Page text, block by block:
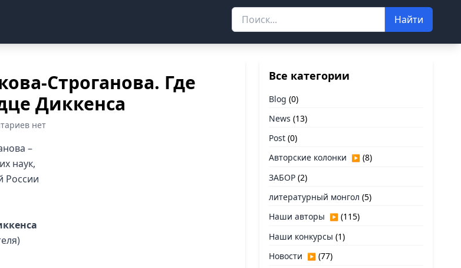
Найти
Строганова. Где
Диккенса
нет
–
наук,
России
Все категории
Blog (0)
News (13)
Post (0)
Авторские колонки ▶ (8)
ЗАБОР (2)
литературный монгол (5)
Наши авторы ▶ (115)
Наши конкурсы (1)
Новости ▶ (77)